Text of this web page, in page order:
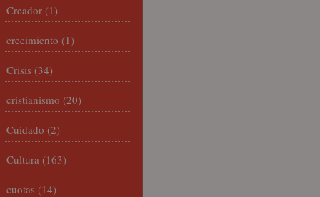
Creador (1)
crecimiento (1)
Crisis (34)
cristianismo (20)
Cuidado (2)
Cultura (163)
cuotas (14)